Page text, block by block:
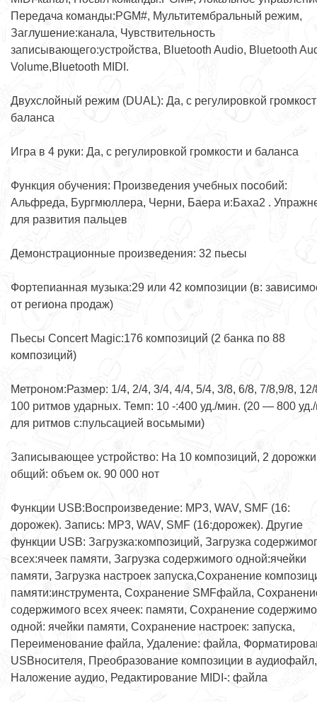
Передача команды:PGM#, Мультитембральный режим,
Заглушение:канала, Чувствительность
записывающего:устройства, Bluetooth Audio, Bluetooth
Volume,Bluetooth MIDI.
Двухслойный режим (DUAL): Да, с регулировкой
баланса
Игра в 4 руки: Да, с регулировкой громкости и баланса
Функция обучения: Произведения учебных пособий:
Альфреда, Бургмюллера, Черни, Баера и:Баха2 .
для развития пальцев
Демонстрационные произведения: 32 пьесы
Фортепианная музыка:29 или 42 композиции (в:
от региона продаж)
Пьесы Concert Magic:176 композиций (2 банка по 88
композиций)
Метроном:Размер: 1/4, 2/4, 3/4, 4/4, 5/4, 3/8, 6/8, 7/8,9/8, 12/
100 ритмов ударных. Темп: 10 -:400 уд./мин. (20 — 800
для ритмов с:пульсацией восьмыми)
Записывающее устройство: На 10 композиций, 2
общий: объем ок. 90 000 нот
Функции USB:Воспроизведение: MP3, WAV, SMF (16:
дорожек). Запись: MP3, WAV, SMF (16:дорожек). Другие
функции USB: Загрузка:композиций, Загрузка
всех:ячеек памяти, Загрузка содержимого одной:ячейки
памяти, Загрузка настроек запуска,Сохранение
памяти:инструмента, Сохранение SMFфайла,
содержимого всех ячеек: памяти, Сохранение
одной: ячейки памяти, Сохранение настроек: запуска,
Переименование файла, Удаление: файла,
USBносителя, Преобразование композиции в аудиофайл,
Наложение аудио, Редактирование MIDI-: файла